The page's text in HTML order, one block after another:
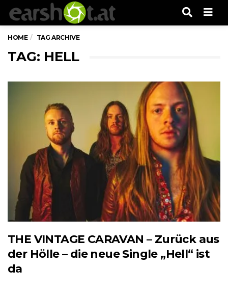
HOME TAG ARCHIVE
TAG: HELL
THE VINTAGE CARAVAN – Zurück aus
der Hölle – die neue Single „Hell“ ist
da